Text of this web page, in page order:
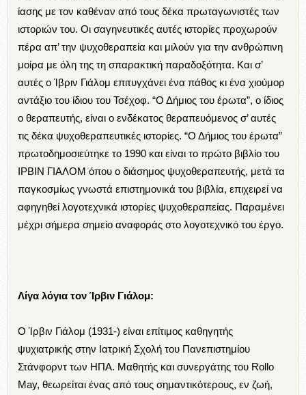
ίασης με τον καθέναν από τους δέκα πρωταγωνιστές των
ιστοριών του. Οι σαγηνευτικές αυτές ιστορίες προχωρούν
πέρα απ’ την ψυχοθεραπεία και μιλούν για την ανθρώπινη
μοίρα με όλη της τη σπαρακτική παραδοξότητα. Και σ’
αυτές ο Ίβριν Γιάλομ επιτυγχάνει ένα πάθος κι ένα χιούμορ
αντάξιο του ίδιου του Τσέχοφ. “Ο Δήμιος του έρωτα”, ο ίδιος
ο θεραπευτής, είναι ο ενδέκατος θεραπευόμενος σ’ αυτές
τις δέκα ψυχοθεραπευτικές ιστορίες. “Ο Δήμιος του έρωτα”
πρωτοδημοσιεύτηκε το 1990 και είναι το πρώτο βιβλίο του
ΙΡΒΙΝ ΓΙΑΛΟΜ όπου ο διάσημος ψυχοθεραπευτής, μετά τα
παγκοσμίως γνωστά επιστημονικά του βιβλία, επιχειρεί να
αφηγηθεί λογοτεχνικά ιστορίες ψυχοθεραπείας. Παραμένει
μέχρι σήμερα σημείο αναφοράς στο λογοτεχνικό του έργο.
Λίγα λόγια τον Ίρβιν Γιάλομ:
O Ίρβιν Γιάλομ (1931-) είναι επίτιμος καθηγητής
ψυχιατρικής στην Ιατρική Σχολή του Πανεπιστημίου
Στάνφορντ των ΗΠΑ. Μαθητής και συνεργάτης του Rollo
May, θεωρείται ένας από τους σημαντικότερους, εν ζωή,